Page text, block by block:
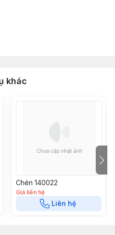
khác
Chén 140022
Giá liên hệ
Liên hệ